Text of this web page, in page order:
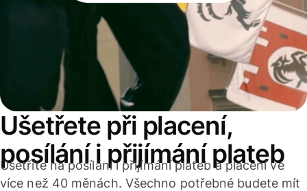
Ušetřete při placení,
posílání i přijímání plateb
Ušetříte na posílání i přijímání plateb a placení ve
více než 40 měnách. Všechno potřebné budete mít